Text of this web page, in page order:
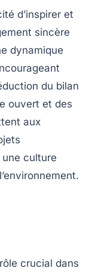
d’inspirer et
sincère
dynamique
du bilan
ouvert et des
aux
culture
crucial dans